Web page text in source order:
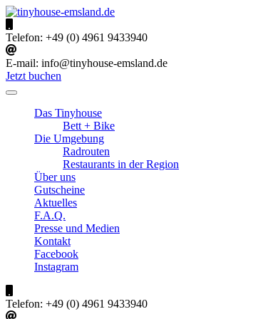
Skip
content
tinyhouse-emsland.de
Urlaub im Emsland
Telefon: +49 (0) 4961 9433940
E-mail: info@tinyhouse-emsland.de
Jetzt buchen
Das Tinyhouse
Bett + Bike
Die Umgebung
Radrouten
Restaurants in der Region
Über uns
Gutscheine
Aktuelles
F.A.Q.
Presse und Medien
Kontakt
Facebook
Instagram
Telefon: +49 (0) 4961 9433940